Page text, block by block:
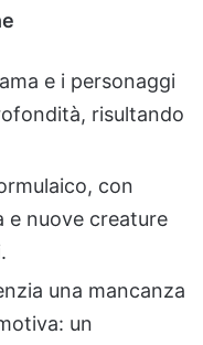
e i personaggi
risultando
con
e nuove creature
una mancanza
un